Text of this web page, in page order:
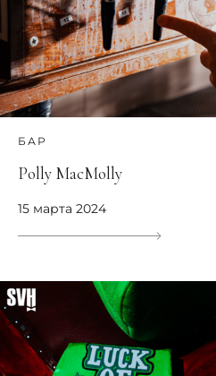
БАР
Polly MacMolly
15 марта 2024